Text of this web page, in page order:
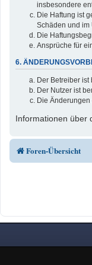
insbesondere
Die Haftung ist
Schäden und im
Die
Ansprüche für
6.
Der Betreiber
Der Nutzer ist
Die
Informationen über
Foren-Übersicht